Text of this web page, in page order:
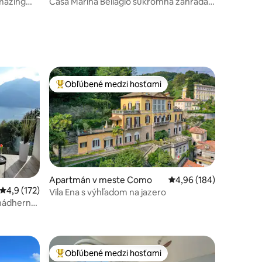
113
Priemerné ohodnotenie 4,9 z 5, počet hodnotení: 172
4,9 (172)
Najobľúbenejšie medzi hosťami
Obľúbené medzi hosťami
Apartmán v meste Como Priemerné
4,96 (184)
Vila Ena s výhľadom na jazero
Najobľúbenejšie medzi hosťami
Obľúbené medzi hosťami